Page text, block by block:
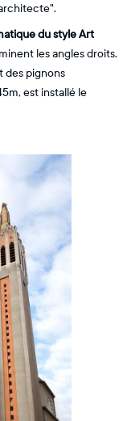
du style Art
les angles droits.
des pignons
est installé le